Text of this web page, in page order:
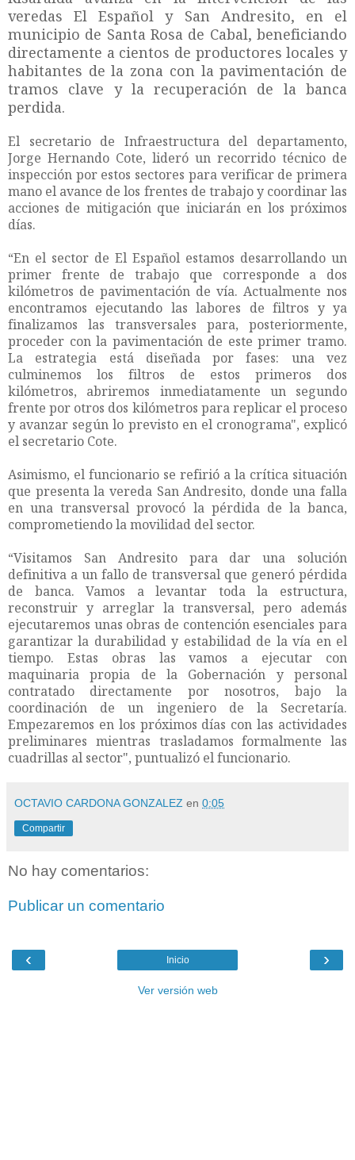
veredas El Español y San Andresito, en el
municipio de Santa Rosa de Cabal, beneficiando
directamente a cientos de productores locales y
habitantes de la zona con la pavimentación de
tramos clave y la recuperación de la banca
perdida.
El secretario de Infraestructura del departamento,
Jorge Hernando Cote, lideró un recorrido técnico de
inspección por estos sectores para verificar de primera
mano el avance de los frentes de trabajo y coordinar las
acciones de mitigación que iniciarán en los próximos
días.
“En el sector de El Español estamos desarrollando un
primer frente de trabajo que corresponde a dos
kilómetros de pavimentación de vía. Actualmente nos
encontramos ejecutando las labores de filtros y ya
finalizamos las transversales para, posteriormente,
proceder con la pavimentación de este primer tramo.
La estrategia está diseñada por fases: una vez
culminemos los filtros de estos primeros dos
kilómetros, abriremos inmediatamente un segundo
frente por otros dos kilómetros para replicar el proceso
y avanzar según lo previsto en el cronograma", explicó
el secretario Cote.
Asimismo, el funcionario se refirió a la crítica situación
que presenta la vereda San Andresito, donde una falla
en una transversal provocó la pérdida de la banca,
comprometiendo la movilidad del sector.
“Visitamos San Andresito para dar una solución
definitiva a un fallo de transversal que generó pérdida
de banca. Vamos a levantar toda la estructura,
reconstruir y arreglar la transversal, pero además
ejecutaremos unas obras de contención esenciales para
garantizar la durabilidad y estabilidad de la vía en el
tiempo. Estas obras las vamos a ejecutar con
maquinaria propia de la Gobernación y personal
contratado directamente por nosotros, bajo la
coordinación de un ingeniero de la Secretaría.
Empezaremos en los próximos días con las actividades
preliminares mientras trasladamos formalmente las
cuadrillas al sector", puntualizó el funcionario.
OCTAVIO CARDONA GONZALEZ en 0:05
Compartir
No hay comentarios:
Publicar un comentario
‹ ›
Inicio
Ver versión web